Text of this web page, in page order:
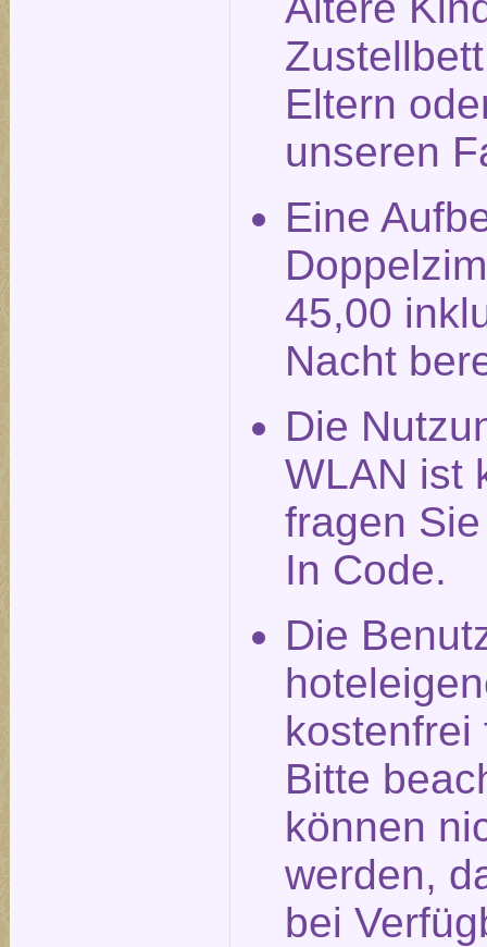
Eltern
unseren
Eine
45,00
Nacht
Die
WLAN ist
fragen
In Code.
Die
kostenfrei
Bitte
können
werden,
bei